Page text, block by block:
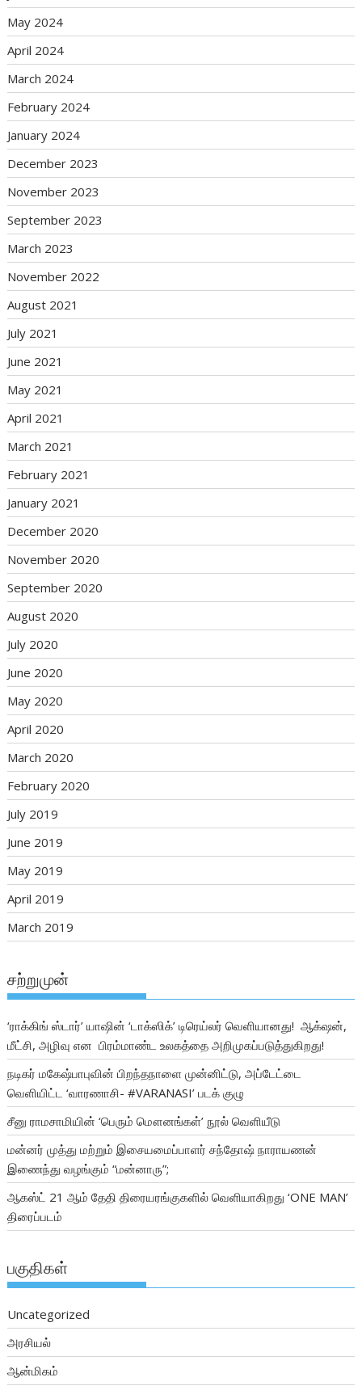
May 2024
April 2024
March 2024
February 2024
January 2024
December 2023
November 2023
September 2023
March 2023
November 2022
August 2021
July 2021
June 2021
May 2021
April 2021
March 2021
February 2021
January 2021
December 2020
November 2020
September 2020
August 2020
July 2020
June 2020
May 2020
April 2020
March 2020
February 2020
July 2019
June 2019
May 2019
April 2019
March 2019
சற்றுமுன்
‘ராக்கிங் ஸ்டார்’ யாஷின் ‘டாக்ஸிக்’ டிரெய்லர் வெளியானது! ஆக்‌ஷன்,
மீட்சி, அழிவு என பிரம்மாண்ட உலகத்தை அறிமுகப்படுத்துகிறது!
நடிகர் மகேஷ்பாபுவின் பிறந்தநாளை முன்னிட்டு, அப்டேட்டை
வெளியிட்ட ‘வாரணாசி- #VARANASI’ படக் குழு
சீனு ராமசாமியின் ‘பெரும் மௌனங்கள்’ நூல் வெளியீடு
மன்னர் முத்து மற்றும் இசையமைப்பாளர் சந்தோஷ் நாராயணன்
இணைந்து வழங்கும் “மன்னாரு”;
ஆகஸ்ட் 21 ஆம் தேதி திரையரங்குகளில் வெளியாகிறது ‘ONE MAN’
திரைப்படம்
பகுதிகள்
Uncategorized
அரசியல்
ஆன்மிகம்